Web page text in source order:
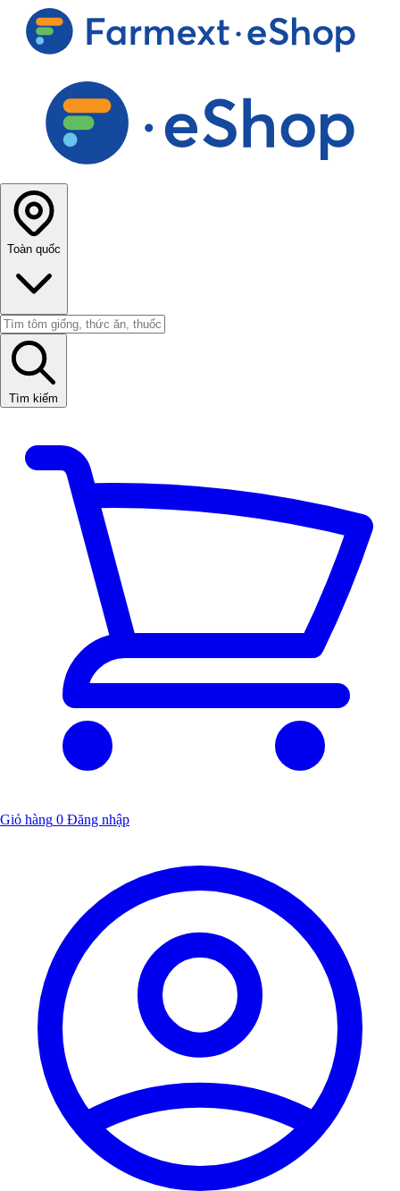
Toàn quốc
Tìm kiếm
Giỏ hàng 0 Đăng nhập